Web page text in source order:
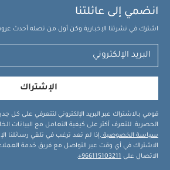
انضمي إلى عائلتنا
اشترك في نشرتنا الإخبارية وكن أول من تصله أحدث
الإشتراك
قومي بالاشتراك عبر البريد الإلكتروني لتتعرفي على كل
الحصرية. للتعرف أكثر على كيفية التعامل مع البيانات
سياسة الخصوصية .إذا لم تعد ترغب في تلقي رسائلنا
الاشتراك في أي وقت عبر التواصل مع فريق خدمة العملاء
الاتصال على 966115103211+
.